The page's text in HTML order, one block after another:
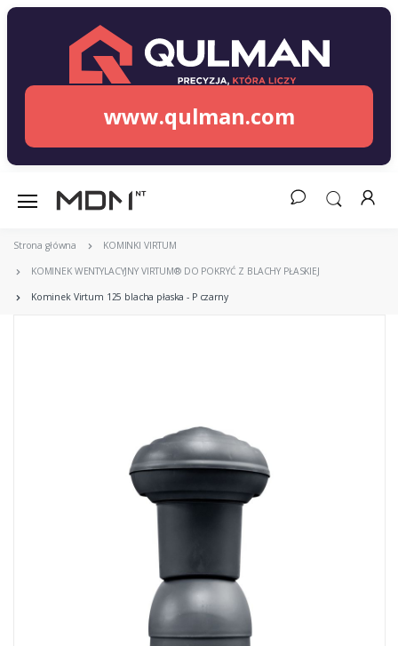
www.qulman.com
Strona główna KOMINKI VIRTUM
KOMINEK WENTYLACYJNY VIRTUM® DO POKRYĆ Z BLACHY PŁASKIEJ
Kominek Virtum 125 blacha płaska - P czarny